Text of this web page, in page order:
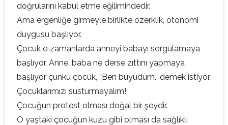
doğrularını kabul etme eğilimindedir.
Ama ergenliğe girmeyle birlikte özerklik, otonomi
duygusu başlıyor.
Çocuk o zamanlarda anneyi babayı sorgulamaya
başlıyor. Anne, baba ne derse zıttını yapmaya
başlıyor çünkü çocuk, “Ben büyüdüm.” demek istiyor.
Çocuklarımızı susturmayalım!
Çocuğun protest olması doğal bir şeydir.
O yaştaki çocuğun kuzu gibi olması da sağlıklı